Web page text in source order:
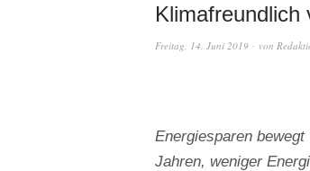
Klimafreundlich
Freitag, 14. Juni 2019 von
Energiesparen
Jahren, weniger